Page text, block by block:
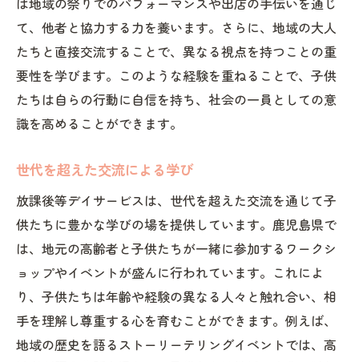
て、他者と協力する力を養います。さらに、地域の大人
たちと直接交流することで、異なる視点を持つことの重
要性を学びます。このような経験を重ねることで、子供
たちは自らの行動に自信を持ち、社会の一員としての意
識を高めることができます。
世代を超えた交流による学び
放課後等デイサービスは、世代を超えた交流を通じて子
供たちに豊かな学びの場を提供しています。鹿児島県で
は、地元の高齢者と子供たちが一緒に参加するワークシ
ョップやイベントが盛んに行われています。これによ
り、子供たちは年齢や経験の異なる人々と触れ合い、相
手を理解し尊重する心を育むことができます。例えば、
地域の歴史を語るストーリーテリングイベントでは、高